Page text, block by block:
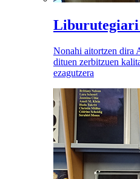
Nonahi aitortzen dira
dituen zerbitzuen
ezagutzera